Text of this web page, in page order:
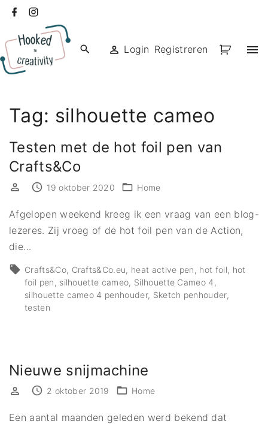
de
inhoud
facebook
Login Registreren
Tag: silhouette cameo
Testen met de hot foil pen van
Crafts&Co
19 oktober 2020 Home
Afgelopen weekend kreeg ik een vraag van een blog-
lezeres. Zij vroeg of de hot foil pen van de Action,
die…
Crafts&Co Crafts&Co.eu heat active pen hot foil
hot
foil pen
silhouette cameo Silhouette Cameo 4
silhouette cameo 4 penhouder Sketch penhouder
testen
Nieuwe snijmachine
2 oktober 2019 Home
Een aantal maanden geleden werd bekend dat